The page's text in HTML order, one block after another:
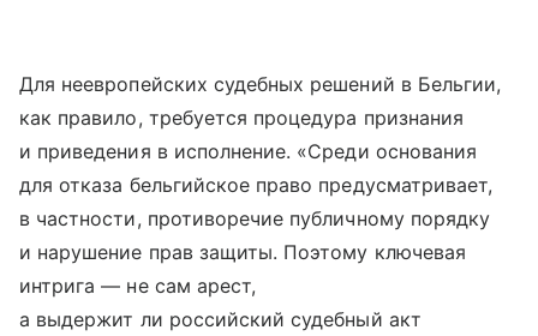
Для неевропейских судебных решений в Бельгии,
как правило, требуется процедура признания
и приведения в исполнение. «Среди основания
для отказа бельгийское право предусматривает,
в частности, противоречие публичному порядку
и нарушение прав защиты. Поэтому ключевая
интрига — не сам арест,
а выдержит ли российский судебный акт